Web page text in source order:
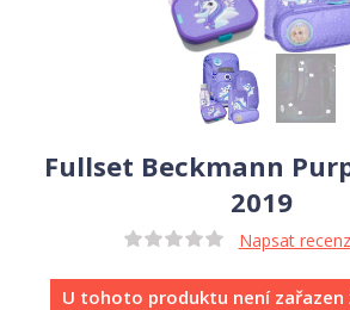
Fullset Beckmann
2019
Napsat
U tohoto produktu není zařazen